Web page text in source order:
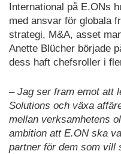
International på E.ONs
med ansvar för globala
strategi, M&A, asset
Anette Blücher började
dess haft chefsroller i
– Jag ser fram emot att
Solutions och växa
mellan verksamhetens
ambition att E.ON ska
partner för dem som vill